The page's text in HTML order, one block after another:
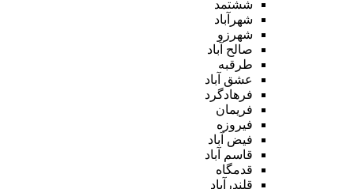
ششتمد
شهرآباد
شهرزو
صالح آباد
طرقبه
عشق آباد
فرهادگرد
فریمان
فیروزه
فیض آباد
قاسم آباد
قدمگاه
قلندرآباد